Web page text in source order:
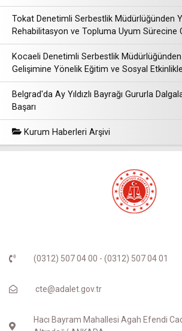
Tokat Denetimli Serbestlik Müdürlüğünden
Rehabilitasyon ve Topluma Uyum Sürecine
Kocaeli Denetimli Serbestlik
Gelişimine Yönelik Eğitim ve Sosyal
Belgrad'da Ay Yıldızlı Bayrağı Gururla
Başarı
Kurum Haberleri Arşivi
(0312) 507 04 00 - (0312) 507 04 01
cte@adalet.gov.tr
Hacı Bayram Mahallesi Agah Efendi